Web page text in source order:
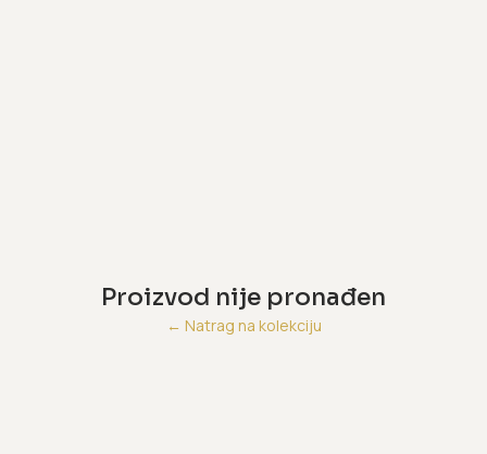
Proizvod nije pronađen
← Natrag na kolekciju